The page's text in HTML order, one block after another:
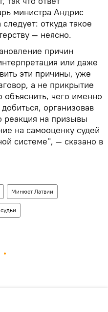
министра Андрис
откуда такое
— неясно.
причин
или даже
эти причины, уже
а не прикрытие
чего именно
организовав
реакция на призывы
на самооценку судей
системе", — сказано в
Минюст Латвии
судьи